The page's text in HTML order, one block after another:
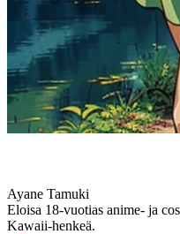
Ayane Tamuki
Eloisa 18-vuotias anime- ja
Kawaii-henkeä.